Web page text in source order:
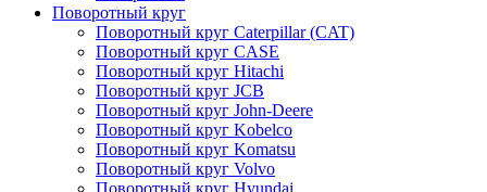
Поворотный круг
Поворотный круг Caterpillar (CAT)
Поворотный круг CASE
Поворотный круг Hitachi
Поворотный круг JCB
Поворотный круг John-Deere
Поворотный круг Kobelco
Поворотный круг Komatsu
Поворотный круг Volvo
Поворотный круг Hyundai